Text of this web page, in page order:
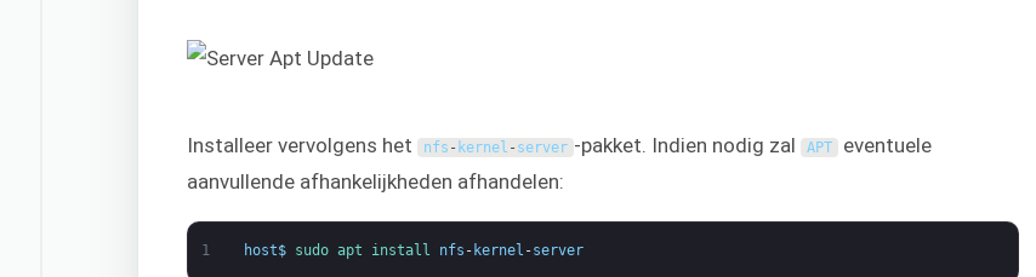
Installeer vervolgens het nfs - kernel - server -pakket. Indien nodig zal APT eventuele
aanvullende afhankelijkheden afhandelen:
1 host$ sudo apt install nfs - kernel -server